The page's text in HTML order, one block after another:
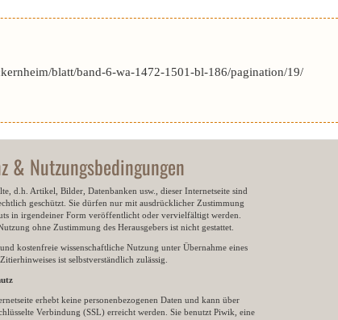
blatt/band-6-wa-1472-1501-bl-186/pagination/19/
& Nutzungsbedingungen
d.h. Artikel, Bilder, Datenbanken usw., dieser Internetseite sind
geschützt. Sie dürfen nur mit ausdrücklicher Zustimmung
in irgendeiner Form veröffentlicht oder vervielfältigt werden.
ohne Zustimmung des Herausgebers ist nicht gestattet.
kostenfreie wissenschaftliche Nutzung unter Übernahme eines
ist selbstverständlich zulässig.
erhebt keine personenbezogenen Daten und kann über
Verbindung (SSL) erreicht werden. Sie benutzt Piwik, eine